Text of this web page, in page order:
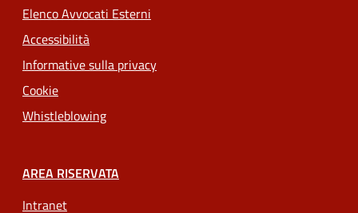
Elenco Avvocati Esterni
Accessibilità
Informative sulla privacy
Cookie
Whistleblowing
AREA RISERVATA
Intranet